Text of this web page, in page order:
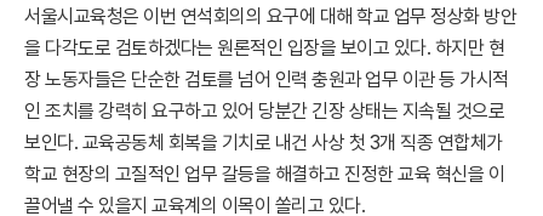
서울시교육청은 이번 연석회의의 요구에 대해 학교 업무 정상화 방안
을 다각도로 검토하겠다는 원론적인 입장을 보이고 있다. 하지만 현
장 노동자들은 단순한 검토를 넘어 인력 충원과 업무 이관 등 가시적
인 조치를 강력히 요구하고 있어 당분간 긴장 상태는 지속될 것으로
보인다. 교육공동체 회복을 기치로 내건 사상 첫 3개 직종 연합체가
학교 현장의 고질적인 업무 갈등을 해결하고 진정한 교육 혁신을 이
끌어낼 수 있을지 교육계의 이목이 쏠리고 있다.